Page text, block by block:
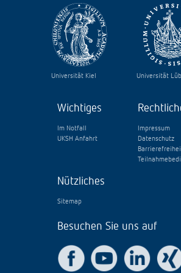
Universität Kiel Universität
Wichtiges
Im Notfall
UKSH Anfahrt
Impressum
Datenschutz
Nützliches
Sitemap
Besuchen Sie uns auf